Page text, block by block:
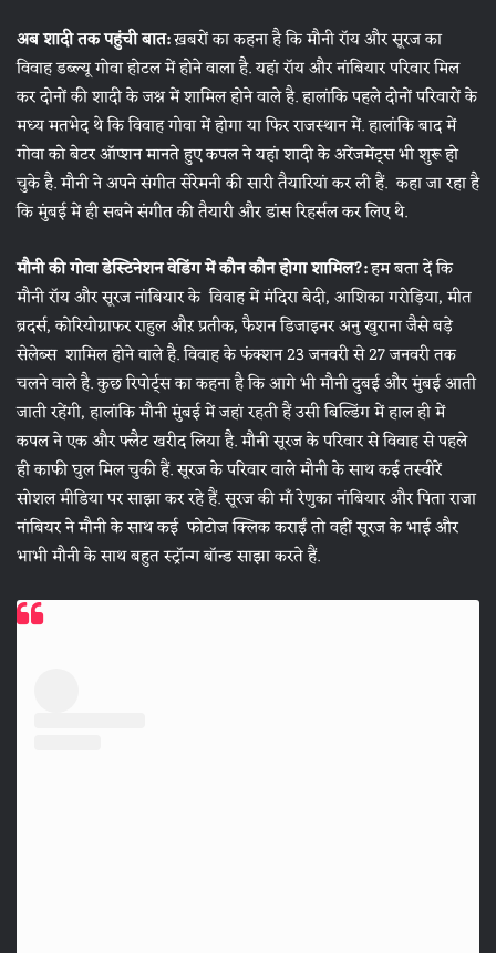
अब शादी तक पहुंची बात:ख़बरों का कहना है कि मौनी रॉय और सूरज का
विवाह डब्ल्यू गोवा होटल में होने वाला है. यहां रॉय और नांबियार परिवार मिल
कर दोनों की शादी के जश्न में शामिल होने वाले है. हालांकि पहले दोनों परिवारों के
मध्य मतभेद थे कि विवाह गोवा में होगा या फिर राजस्थान में. हालांकि बाद में
गोवा को बेटर ऑप्शन मानते हुए कपल ने यहां शादी के अरेंजमेंट्स भी शुरू हो
चुके है. मौनी ने अपने संगीत सेरेमनी की सारी तैयारियां कर ली हैं. कहा जा रहा है
कि मुंबई में ही सबने संगीत की तैयारी और डांस रिहर्सल कर लिए थे.
मौनी की गोवा डेस्टिनेशन वेडिंग में कौन कौन होगा शामिल?:हम बता दें कि
मौनी रॉय और सूरज नांबियार के विवाह में मंदिरा बेदी, आशिका गरोड़िया, मीत
ब्रदर्स, कोरियोग्राफर राहुल औऱ प्रतीक, फैशन डिजाइनर अनु खुराना जैसे बड़े
सेलेब्स शामिल होने वाले है. विवाह के फंक्शन 23 जनवरी से 27 जनवरी तक
चलने वाले है. कुछ रिपोर्ट्स का कहना है कि आगे भी मौनी दुबई और मुंबई आती
जाती रहेंगी, हालांकि मौनी मुंबई में जहां रहती हैं उसी बिल्डिंग में हाल ही में
कपल ने एक और फ्लैट खरीद लिया है. मौनी सूरज के परिवार से विवाह से पहले
ही काफी घुल मिल चुकी हैं. सूरज के परिवार वाले मौनी के साथ कई तस्वीरें
सोशल मीडिया पर साझा कर रहे हैं. सूरज की माँ रेणुका नांबियार और पिता राजा
नांबियर ने मौनी के साथ कई फोटोज क्लिक कराईं तो वहीं सूरज के भाई और
भाभी मौनी के साथ बहुत स्ट्रॉन्ग बॉन्ड साझा करते हैं.